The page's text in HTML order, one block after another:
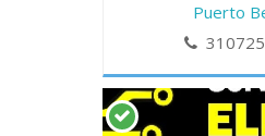
Puerto